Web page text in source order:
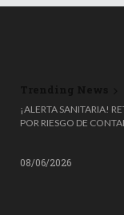
¡ALERTA SANITARIA!
POR RIESGO DE
08/06/2026